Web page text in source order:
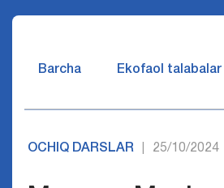
Barcha Ekofaol talabalar
OCHIQ DARSLAR 25/10/2024